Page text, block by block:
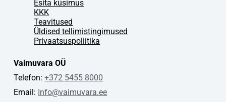
Esita küsimus
KKK
Teavitused
Üldised tellimistingimused
Privaatsuspoliitika
Vaimuvara OÜ
Telefon:+372 5455 8000
Email: Info@vaimuvara.ee